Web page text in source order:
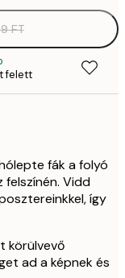
FT
felett
fák a folyó
felszínén. Vidd
így
körülvevő
ad a képnek és